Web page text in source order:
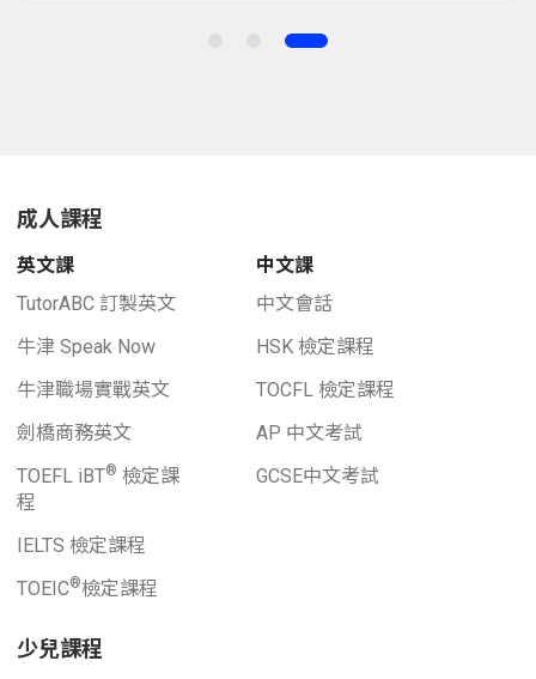
成人課程
英文課
TutorABC 訂製英文
牛津 Speak Now
牛津職場實戰英文
劍橋商務英文
TOEFL iBT® 檢定課
程
IELTS 檢定課程
TOEIC®檢定課程
中文課
中文會話
HSK 檢定課程
TOCFL 檢定課程
AP 中文考試
GCSE中文考試
少兒課程